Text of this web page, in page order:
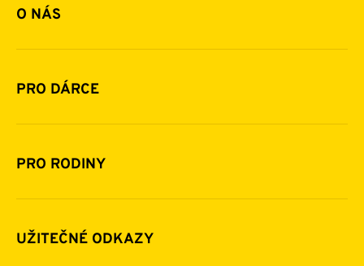
O NÁS
Základní informace o nadaci
Historie a zakladatelé
Financování
Pomoc v číslech
Napsali o nás
PRO DÁRCE
Jak pomáhat
Daňová uznatelnost darů
Další možnosti pomoci
Zpravodaje
PRO RODINY
Komu a jak pomáháme
Pravidla poskytování finanční pomoci
UŽITEČNÉ ODKAZY